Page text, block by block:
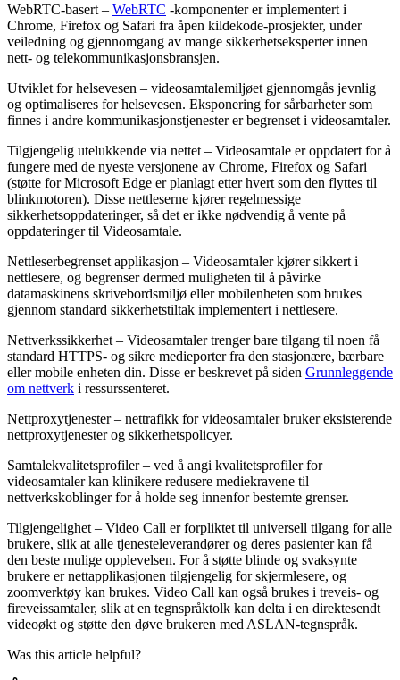
WebRTC-basert – WebRTC -komponenter er implementert i
Chrome, Firefox og Safari fra åpen kildekode-prosjekter, under
veiledning og gjennomgang av mange sikkerhetseksperter innen
nett- og telekommunikasjonsbransjen.
Utviklet for helsevesen – videosamtalemiljøet gjennomgås jevnlig
og optimaliseres for helsevesen. Eksponering for sårbarheter som
finnes i andre kommunikasjonstjenester er begrenset i videosamtaler.
Tilgjengelig utelukkende via nettet – Videosamtale er oppdatert for å
fungere med de nyeste versjonene av Chrome, Firefox og Safari
(støtte for Microsoft Edge er planlagt etter hvert som den flyttes til
blinkmotoren). Disse nettleserne kjører regelmessige
sikkerhetsoppdateringer, så det er ikke nødvendig å vente på
oppdateringer til Videosamtale.
Nettleserbegrenset applikasjon – Videosamtaler kjører sikkert i
nettlesere, og begrenser dermed muligheten til å påvirke
datamaskinens skrivebordsmiljø eller mobilenheten som brukes
gjennom standard sikkerhetstiltak implementert i nettlesere.
Nettverkssikkerhet – Videosamtaler trenger bare tilgang til noen få
standard HTTPS- og sikre medieporter fra den stasjonære, bærbare
eller mobile enheten din. Disse er beskrevet på siden Grunnleggende
om nettverk i ressurssenteret.
Nettproxytjenester – nettrafikk for videosamtaler bruker eksisterende
nettproxytjenester og sikkerhetspolicyer.
Samtalekvalitetsprofiler – ved å angi kvalitetsprofiler for
videosamtaler kan klinikere redusere mediekravene til
nettverkskoblinger for å holde seg innenfor bestemte grenser.
Tilgjengelighet – Video Call er forpliktet til universell tilgang for alle
brukere, slik at alle tjenesteleverandører og deres pasienter kan få
den beste mulige opplevelsen. For å støtte blinde og svaksynte
brukere er nettapplikasjonen tilgjengelig for skjermlesere, og
zoomverktøy kan brukes. Video Call kan også brukes i treveis- og
fireveissamtaler, slik at en tegnspråktolk kan delta i en direktesendt
videoøkt og støtte den døve brukeren med ASLAN-tegnspråk.
Was this article helpful?